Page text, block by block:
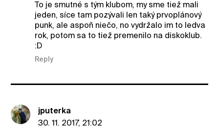
To je smutné s tým klubom, my sme tiež mali
jeden, síce tam pozývali len taký prvoplánový
punk, ale aspoň niečo, no vydržalo im to ledva
rok, potom sa to tiež premenilo na diskoklub.
:D
Reply
jputerka
30. 11. 2017, 21:02